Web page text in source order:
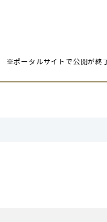
※ポータルサイトで公開が終